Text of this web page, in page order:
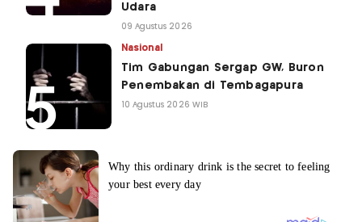
Udara
09 Agustus 2026
Nasional
Tim Gabungan Sergap GW, Buron
Penembakan di Tembagapura
10 Agustus 2026 WIB